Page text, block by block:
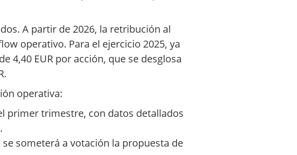
A partir de 2026, la retribución al
operativo. Para el ejercicio 2025, ya
EUR por acción, que se desglosa
operativa:
primer trimestre, con datos detallados
someterá a votación la propuesta de